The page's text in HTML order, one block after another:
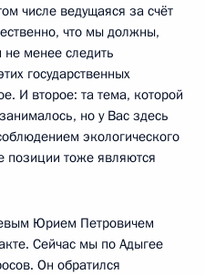
числе ведущаяся за счёт
что мы должны,
менее следить
государственных
И второе: та тема, которой
но у Вас здесь
экологического
позиции тоже являются
Юрием Петровичем
Сейчас мы по Адыгее
Он обратился